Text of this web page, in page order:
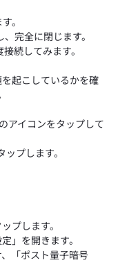
。
完全に閉じます。
続してみます。
起こしているかを確
アイコンをタップして
プします。
プします。
」 を開きます。
、「ポスト量子暗号